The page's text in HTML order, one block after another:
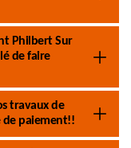
Philbert Sur
de faire
travaux de
de paiement!!